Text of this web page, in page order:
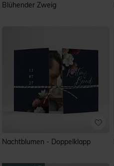
Blühender Zweig
Nachtblumen - Doppelklapp